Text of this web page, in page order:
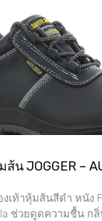
น JOGGER –
เท้าหุ้มส้นสีดำ หนัง
ช่วยดูดความชื้น ก